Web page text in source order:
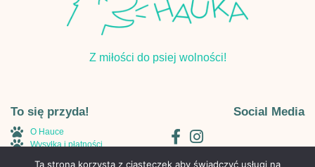
Z miłości do psiej wolności!
To się przyda!
O Hauce
Wysyłka i płatności
Social Media
Ta strona korzysta z ciasteczek aby świadczyć usługi na